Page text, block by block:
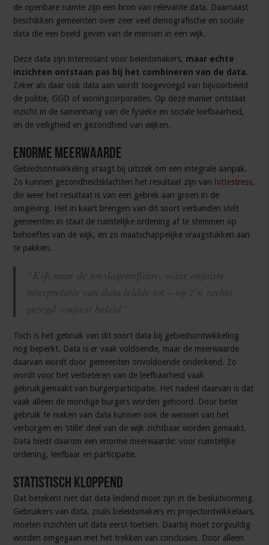
de openbare ruimte zijn een bron van relevante data. Daarnaast
beschikken gemeenten over zeer veel demografische en sociale
data die een beeld geven van de mensen in een wijk.
Deze data zijn interessant voor beleidsmakers, maar echte
inzichten ontstaan pas bij het combineren van de data.
Zeker als daar ook data aan wordt toegevoegd van bijvoorbeeld
de politie, GGD of woningcorporaties. Op deze manier ontstaat
inzicht in de samenhang van de fysieke en sociale leefbaarheid,
en de veiligheid en gezondheid van wijken.
Enorme meerwaarde
Gebiedsontwikkeling vraagt bij uitstek om een integrale aanpak.
Zo kunnen gezondheidsklachten het resultaat zijn van hittestress,
die weer het resultaat is van een gebrek aan groen in de
omgeving. Het in kaart brengen van dit soort verbanden stelt
gemeenten in staat de ruimtelijke ordening af te stemmen op
behoeftes van de wijk, en zo maatschappelijke vraagstukken aan
te pakken.
“Kijk naar de toeslagenaffaire, waar onjuiste
interpretatie van data leidde tot – op z’n zachts
gezegd -onjuist beleid”
Toch is het gebruik van dit soort data bij gebiedsontwikkeling
nog beperkt. Data is er vaak voldoende, maar de meerwaarde
daarvan wordt door gemeenten onvoldoende onderkend. Zo
wordt voor het verbeteren van de leefbaarheid vaak
gebruikgemaakt van burgerparticipatie. Het nadeel daarvan is dat
vaak alleen de mondige burgers worden gehoord. Door beter
gebruik te maken van data kunnen ook de wensen van het
verborgen en ‘stille’ deel van de wijk zichtbaar worden gemaakt.
Data biedt daarom een enorme meerwaarde: voor ruimtelijke
ordening, leefbaar en participatie.
Statistisch kloppend
Dat betekent niet dat data leidend moet zijn in de besluitvorming.
Gebruikers van data, zoals beleidsmakers en projectontwikkelaars,
moeten inzichten uit data eerst toetsen. Daarbij moet zorgvuldig
worden omgegaan met het trekken van conclusies. Door alleen